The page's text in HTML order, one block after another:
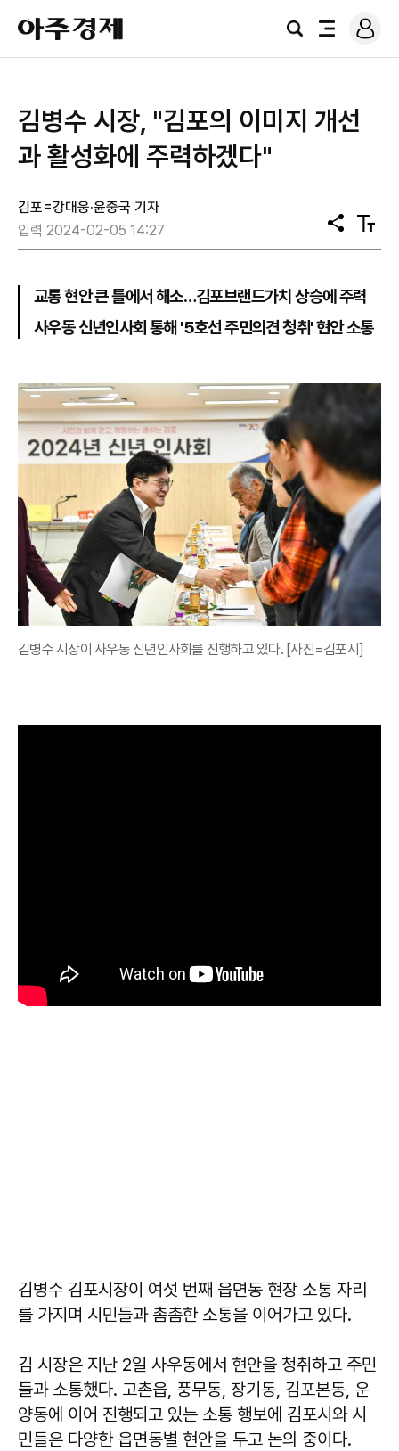
아
주
경
검
전
로
그
김병수 시장, "김포의 이미지 개선
과 활성화에 주력하겠다"
김포=강대웅·윤중국 기자
입력 2024-02-05 14:27
공
유
텍
스
기
교통 현안 큰 틀에서 해소…김포브랜드가치 상승에 주력
사우동 신년인사회 통해 '5호선 주민의견 청취' 현안 소통
김병수 시장이 사우동 신년인사회를 진행하고 있다. [사진=김포시]
김병수 김포시장이 여섯 번째 읍면동 현장 소통 자리
를 가지며 시민들과 촘촘한 소통을 이어가고 있다.
김 시장은 지난 2일 사우동에서 현안을 청취하고 주민
들과 소통했다. 고촌읍, 풍무동, 장기동, 김포본동, 운
양동에 이어 진행되고 있는 소통 행보에 김포시와 시
민들은 다양한 읍면동별 현안을 두고 논의 중이다.